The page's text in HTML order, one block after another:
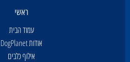
ראשי
עמוד הבית
אודות DogPlanet
אילוף כלבים